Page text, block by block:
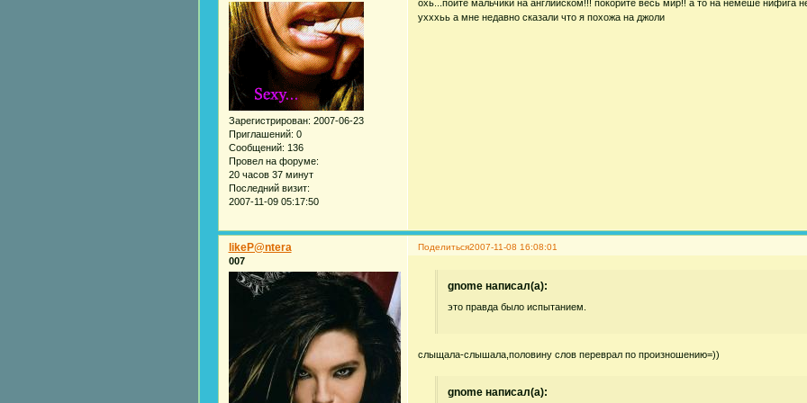
Зарегистрирован: 2007-06-23
Приглашений: 0
Сообщений: 136
Провел на форуме:
20 часов 37 минут
Последний визит:
2007-11-09 05:17:50
охь...пойте мальчики на английском!!! покорите весь мир!! а то на немеше нифига
ухххьь а мне недавно сказали что я похожа на джоли
Поделиться2007-11-08 16:08:01
likeP@ntera
007
gnome написал(а):
это правда было испытанием.
cлыщала-слышала,половину слов переврал по произношению=))
gnome написал(а):